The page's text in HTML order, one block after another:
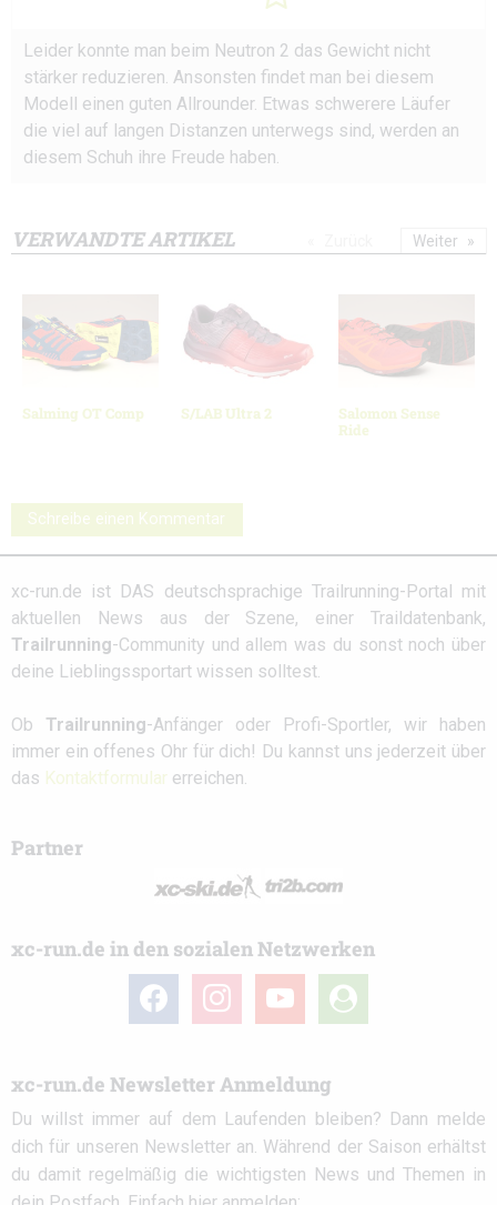
Leider konnte man beim Neutron 2 das Gewicht nicht
stärker reduzieren. Ansonsten findet man bei diesem
Modell einen guten Allrounder. Etwas schwerere Läufer
die viel auf langen Distanzen unterwegs sind, werden an
diesem Schuh ihre Freude haben.
VERWANDTE ARTIKEL
Salming OT Comp S/LAB Ultra 2
Salomon Sense
Ride
Weiter
Schreibe einen Kommentar
xc-run.de ist DAS deutschsprachige Trailrunning-Portal mit
aktuellen News aus der Szene, einer Traildatenbank,
Trailrunning-Community und allem was du sonst noch über
deine Lieblingssportart wissen solltest.
Ob Trailrunning-Anfänger oder Profi-Sportler, wir haben
immer ein offenes Ohr für dich! Du kannst uns jederzeit über
das Kontaktformular erreichen.
Partner
xc-run.de in den sozialen Netzwerken
facebook instagramyoutube
user-
circle
xc-run.de Newsletter Anmeldung
Du willst immer auf dem Laufenden bleiben? Dann melde
dich für unseren Newsletter an. Während der Saison erhältst
du damit regelmäßig die wichtigsten News und Themen in